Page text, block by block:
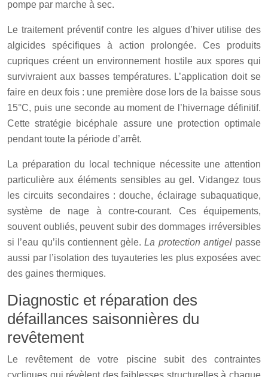
pompe par marche à sec.
Le traitement préventif contre les algues d’hiver utilise des
algicides spécifiques à action prolongée. Ces produits
cupriques créent un environnement hostile aux spores qui
survivraient aux basses températures. L’application doit se
faire en deux fois : une première dose lors de la baisse sous
15°C, puis une seconde au moment de l’hivernage définitif.
Cette stratégie bicéphale assure une protection optimale
pendant toute la période d’arrêt.
La préparation du local technique nécessite une attention
particulière aux éléments sensibles au gel. Vidangez tous
les circuits secondaires : douche, éclairage subaquatique,
système de nage à contre-courant. Ces équipements,
souvent oubliés, peuvent subir des dommages irréversibles
si l’eau qu’ils contiennent gèle.La protection antigelpasse
aussi par l’isolation des tuyauteries les plus exposées avec
des gaines thermiques.
Diagnostic et réparation des
défaillances saisonnières du
revêtement
Le revêtement de votre piscine subit des contraintes
cycliques qui révèlent des faiblesses structurelles à chaque